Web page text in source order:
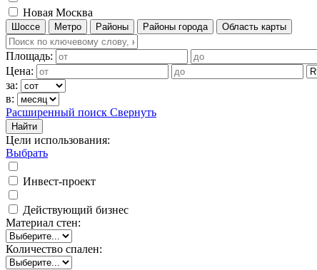
Новая Москва
Шоссе Метро Районы Районы города Область карты
Площадь:
Цена:
за:
в:
Расширенный поиск Свернуть
Найти
Цели использования:
Выбрать
Инвест-проект
Действующий бизнес
Материал стен:
Количество спален: